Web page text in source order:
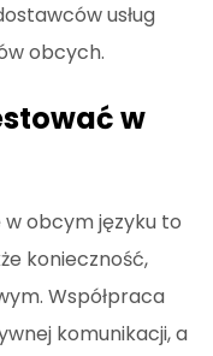
usług
obcych.
w
obcym języku to
konieczność,
Współpraca
komunikacji, a